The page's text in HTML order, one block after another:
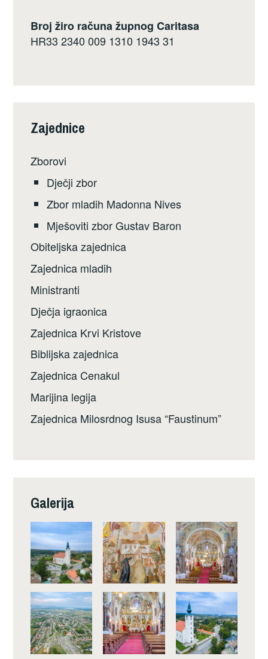
Broj žiro računa župnog Caritasa
HR33 2340 009 1310 1943 31
Zajednice
Zborovi
Dječji zbor
Zbor mladih Madonna Nives
Mješoviti zbor Gustav Baron
Obiteljska zajednica
Zajednica mladih
Ministranti
Dječja igraonica
Zajednica Krvi Kristove
Biblijska zajednica
Zajednica Cenakul
Marijina legija
Zajednica Milosrdnog Isusa “Faustinum”
Galerija